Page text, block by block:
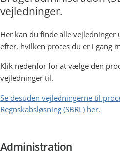
vejledninger.
Her kan du finde alle vejledninger
efter, hvilken proces du er i gang
Klik nedenfor for at vælge den
vejledninger til.
Se desuden vejledningerne til
Regnskabsløsning (SBRL) her.
Administration